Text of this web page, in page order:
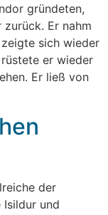
gründeten,
Er nahm
sich wieder
er wieder
Er ließ von
der
Isildur und